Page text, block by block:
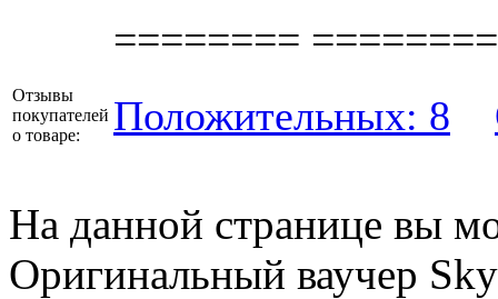
========
Отзывы
покупателей
о товаре:
Положительных: 8
На данной странице вы
Оригинальный ваучер